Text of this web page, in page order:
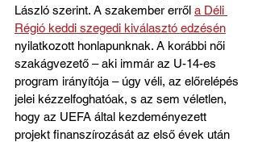
László szerint. A szakember erről a Déli
Régió keddi szegedi kiválasztó edzésén
nyilatkozott honlapunknak. A korábbi női
szakágvezető – aki immár az U-14-es
program irányítója – úgy véli, az előrelépés
jelei kézzelfoghatóak, s az sem véletlen,
hogy az UEFA által kezdeményezett
projekt finanszírozását az első évek után